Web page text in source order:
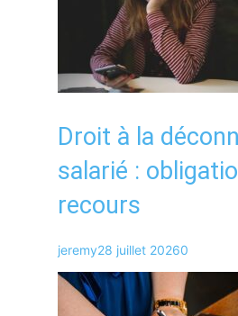
Droit à la
salarié :
recours
jeremy28 juillet 20260